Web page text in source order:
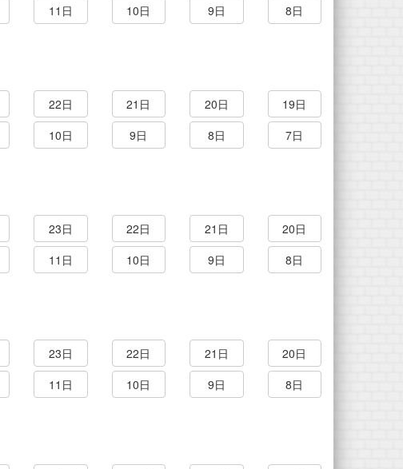
11日 10日 9日
8日
22日 21日 20日
19日
10日 9日 8日
7日
23日 22日 21日
20日
11日 10日 9日
8日
23日 22日 21日
20日
11日 10日 9日
8日